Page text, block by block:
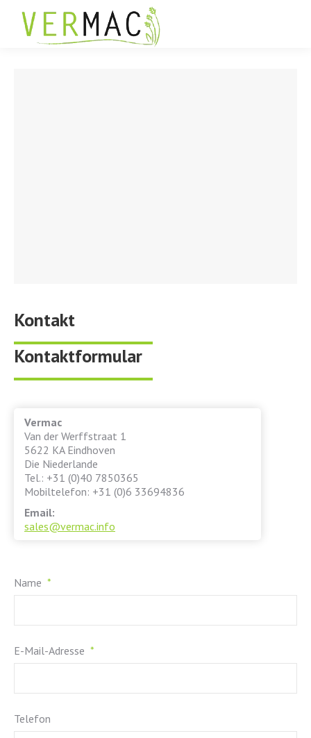
Kontakt
Kontaktformular
Vermac
Van der Werffstraat 1
5622 KA Eindhoven
Die Niederlande
Tel.: +31 (0)40 7850365
Mobiltelefon: +31 (0)6 33694836
Email:
sales@vermac.info
Name *
E-Mail-Adresse *
Telefon